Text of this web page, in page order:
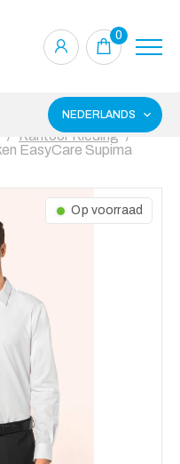
0
NEDERLANDS
Kantoor Kleding
EasyCare Supima
Op voorraad